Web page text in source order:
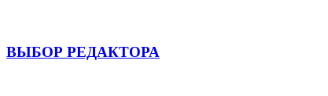
ВЫБОР РЕДАКТОРА